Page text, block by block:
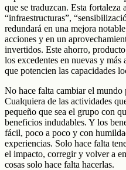
que se traduzcan. Esta fortaleza
“infraestructuras”,
redundará en una mejora
acciones y en un
invertidos. Este ahorro,
los excedentes en nuevas y
que potencien las capacidades
No hace falta cambiar el mundo
Cualquiera de las actividades
pequeño que sea el grupo con
beneficios indudables. Y los
fácil, poco a poco y con
experiencias. Solo hace falta
el impacto, corregir y volver a
cosas solo hace falta hacerlas.